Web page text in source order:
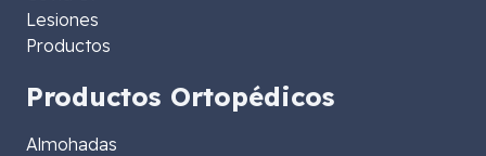
Lesiones
Productos
Productos Ortopédicos
Almohadas